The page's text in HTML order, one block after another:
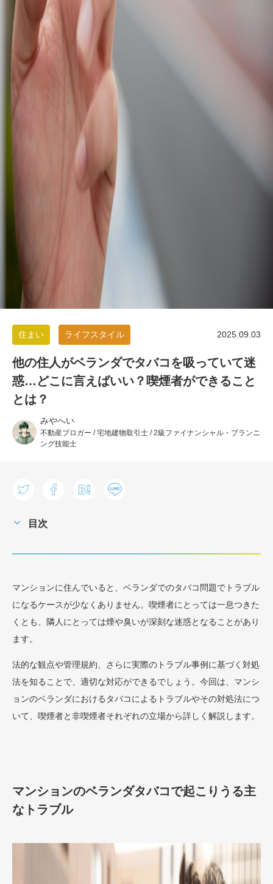
2025.09.03
住まい ライフスタイル
他の住人がベランダでタバコを吸っていて迷
惑…どこに言えばいい？喫煙者ができること
とは？
みやへい
不動産ブロガー / 宅地建物取引士 / 2級ファイナンシャル・プランニ
ング技能士
目次
マンションに住んでいると、ベランダでのタバコ問題でトラブル
になるケースが少なくありません。喫煙者にとっては一息つきた
くとも、隣人にとっては煙や臭いが深刻な迷惑となることがあり
ます。
法的な観点や管理規約、さらに実際のトラブル事例に基づく対処
法を知ることで、適切な対応ができるでしょう。今回は、マンシ
ョンのベランダにおけるタバコによるトラブルやその対処法につ
いて、喫煙者と非喫煙者それぞれの立場から詳しく解説します。
マンションのベランダタバコで起こりうる主
なトラブル